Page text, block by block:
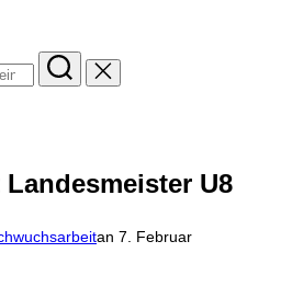
U8
an Veröffentlicht
7. Februar